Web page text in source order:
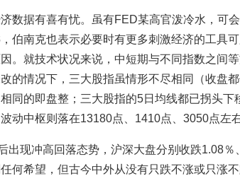
数据有喜有忧。虽有FED某高官泼冷水，可
伯南克也表示必要时有更多刺激经济的工具
。就技术状况来说，中短期与不同指数之间
的情况下，三大股指虽情形不尽相同（收盘
同的即盘整；三大股指的5日均线都已拐头下
动中枢则落在13180点、1410点、3050点左右
出现冲高回落态势，沪深大盘分别收跌1.08％
何希望，但古今中外从没有只跌不涨或只涨